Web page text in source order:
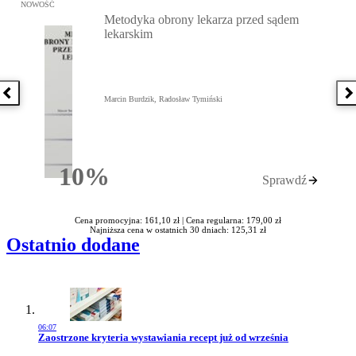
Poprzednia książka
Przejdź do: Metodyka obrony lekarza przed sądem lekarskim,
NOWOŚĆ
10%Rabatu
Metodyka obrony lekarza przed sądem
lekarskim
Marcin Burdzik, Radosław Tymiński
Sprawdź
Cena promocyjna: 161,10 zł | Cena regularna: 179,00 zł
Najniższa cena w ostatnich 30 dniach: 125,31 zł
Ostatnio dodane
06:07
Przejdź do artykułu:
Zaostrzone kryteria wystawiania recept już od września